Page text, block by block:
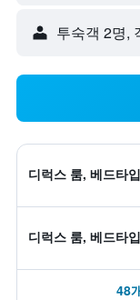
투숙객 2​명,
디럭스 룸, 베드타
디럭스 룸, 베드타
48